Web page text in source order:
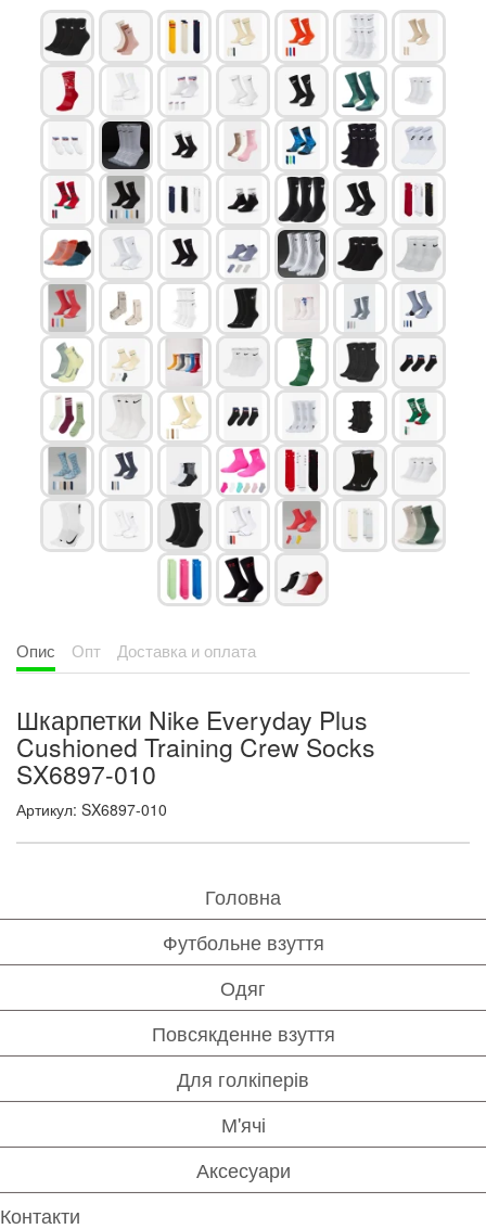
Опис Опт Доставка и оплата
Шкарпетки Nike Everyday Plus
Cushioned Training Crew Socks
SX6897-010
Артикул: SX6897-010
Головна
Футбольне взуття
Одяг
Повсякденне взуття
Для голкіперів
М'ячі
Аксесуари
Контакти